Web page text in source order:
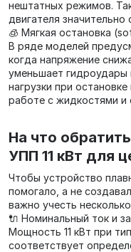
нештатных режимов.
двигателя значительно
🧊 Мягкая остановка
В ряде моделей
когда напряжение
уменьшает гидроудары
нагрузки при
работе с жидкостями и
На что
УПП 11 кВт для
Чтобы устройство
помогало, а не
важно учесть
🔌 Номинальный ток и
Мощность 11 кВт при
соответствует